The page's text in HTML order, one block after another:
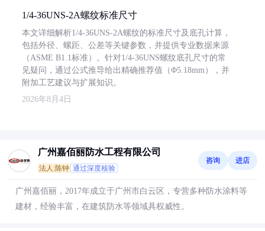
1/4-36UNS-2A螺纹标准尺寸
本文详细解析1/4-36UNS-2A螺纹的标准尺寸及底孔计算，
包括外径、螺距、公差等关键参数，并提供专业数据来源
（ASME B1.1标准）。针对1/4-36UNS螺纹底孔尺寸的常
见疑问，通过公式推导给出精确推荐值（Φ5.18mm），并
附加工艺建议与扩展知识。
2026年8月4日
广州嘉佰丽防水工程有限公司
法人:陈钟 通过深度核验
咨询 进店
广州嘉佰丽，2017年成立于广州市白云区，专营多种防水涂料等
建材，经验丰富，在建筑防水等领域具权威性。